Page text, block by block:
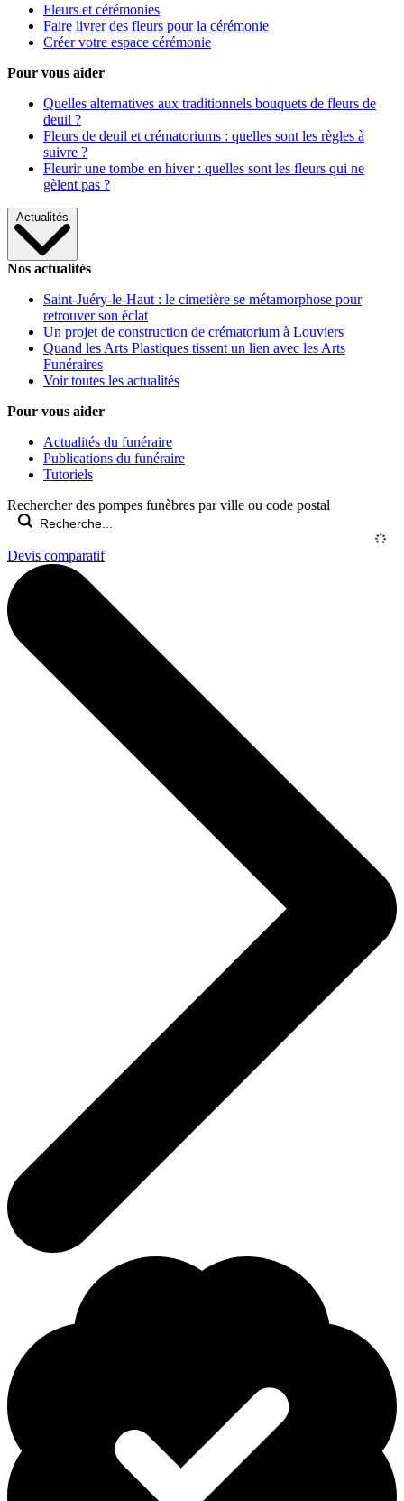
Fleurs et cérémonies
Faire livrer des fleurs pour la cérémonie
Créer votre espace cérémonie
Pour vous aider
Quelles alternatives aux traditionnels bouquets de fleurs de
deuil ?
Fleurs de deuil et crématoriums : quelles sont les règles à
suivre ?
Fleurir une tombe en hiver : quelles sont les fleurs qui ne
gèlent pas ?
Actualités
Nos actualités
Saint-Juéry-le-Haut : le cimetière se métamorphose pour
retrouver son éclat
Un projet de construction de crématorium à Louviers
Quand les Arts Plastiques tissent un lien avec les Arts
Funéraires
Voir toutes les actualités
Pour vous aider
Actualités du funéraire
Publications du funéraire
Tutoriels
Rechercher des pompes funèbres par ville ou code postal
Devis comparatif